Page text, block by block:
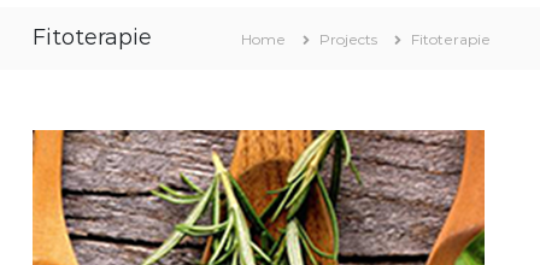
i
v
i
n
a
a
u
a
D
i
v
Fitoterapie Home Projects Fitoterapie